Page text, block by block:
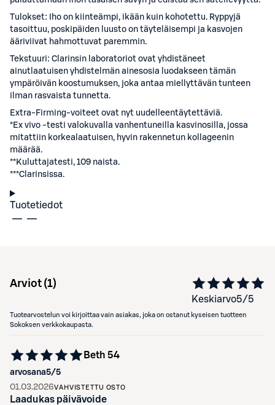
Tulokset: Iho on kiinteämpi, ikään kuin kohotettu. Ryppyjä
tasoittuu, poskipäiden luusto on täyteläisempi ja kasvojen
ääriviivat hahmottuvat paremmin.
Tekstuuri: Clarinsin laboratoriot ovat yhdistäneet
ainutlaatuisen yhdistelmän ainesosia luodakseen tämän
ympäröivän koostumuksen, joka antaa miellyttävän tunteen
ilman rasvaista tunnetta.
Extra-Firming-voiteet ovat nyt uudelleentäytettäviä.
*Ex vivo -testi valokuvalla vanhentuneilla kasvinosilla, jossa
mitattiin korkealaatuisen, hyvin rakennetun kollageenin
määrää.
**Kuluttajatesti, 109 naista.
***Clarinsissa.
Tuotetiedot
Arviot (1)
Keskiarvo5/5
Tuotearvostelun voi kirjoittaa vain asiakas, joka on ostanut kyseisen tuotteen
Sokoksen verkkokaupasta.
arvosana5/5
Beth 54
01.03.2026VAHVISTETTU OSTO
Laadukas päivävoide